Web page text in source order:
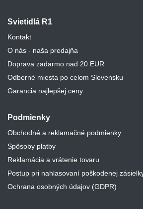
Svietidlá R1
Kontakt
O nás - naša predajňa
Doprava zadarmo nad 20 EUR
Odberné miesta po celom Slovensku
Garancia najlepšej ceny
Podmienky
Obchodné a reklamačné podmienky
Spôsoby platby
Reklamácia a vrátenie tovaru
Postup pri nahlasovaní poškodenej
Ochrana osobných údajov (GDPR)